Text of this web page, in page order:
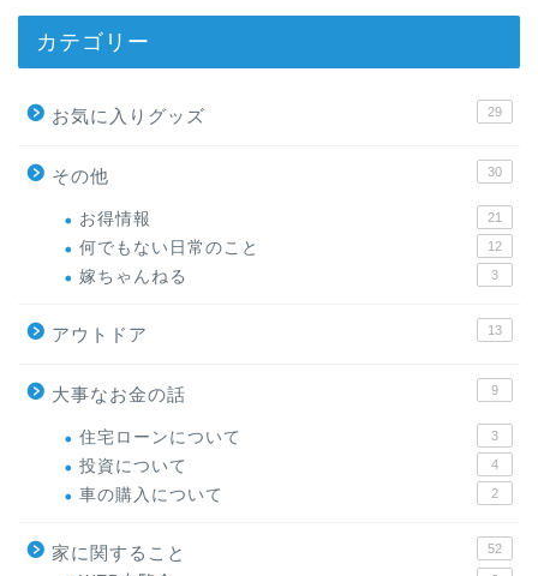
カテゴリー
お気に入りグッズ 29
その他 30
お得情報 21
何でもない日常のこと 12
嫁ちゃんねる 3
アウトドア 13
大事なお金の話 9
住宅ローンについて 3
投資について 4
車の購入について 2
家に関すること 52